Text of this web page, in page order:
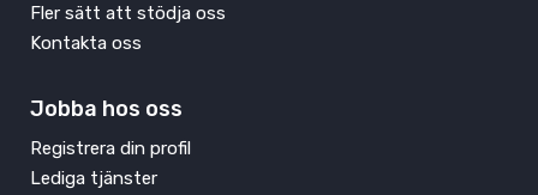
Fler sätt att stödja oss
Kontakta oss
Jobba hos oss
Registrera din profil
Lediga tjänster